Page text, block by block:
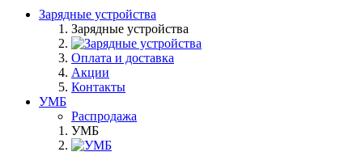
Зарядные устройства
Зарядные устройства
Оплата и доставка
Акции
Контакты
УМБ
Распродажа
УМБ